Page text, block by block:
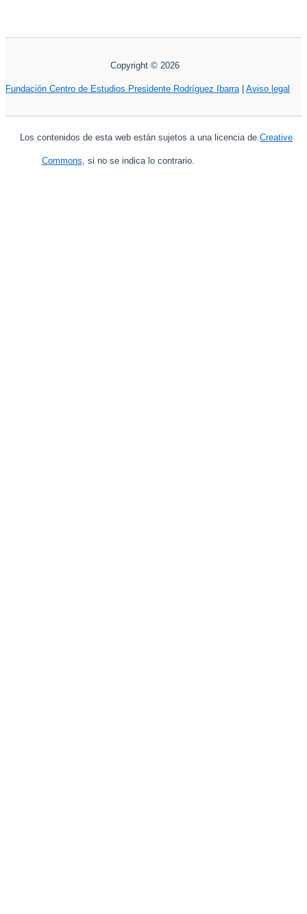
Copyright © 2026
Fundación Centro de Estudios Presidente Rodríguez Ibarra| Aviso legal
Los contenidos de esta web están sujetos a una licencia de Creative
Commons, si no se indica lo contrario.